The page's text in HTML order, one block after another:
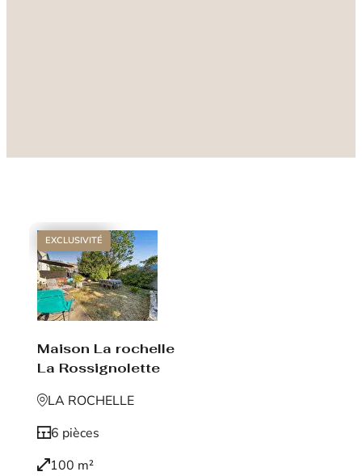
EXCLUSIVITÉ
Maison La rochelle
La Rossignolette
LA ROCHELLE
6 pièces
100 m²